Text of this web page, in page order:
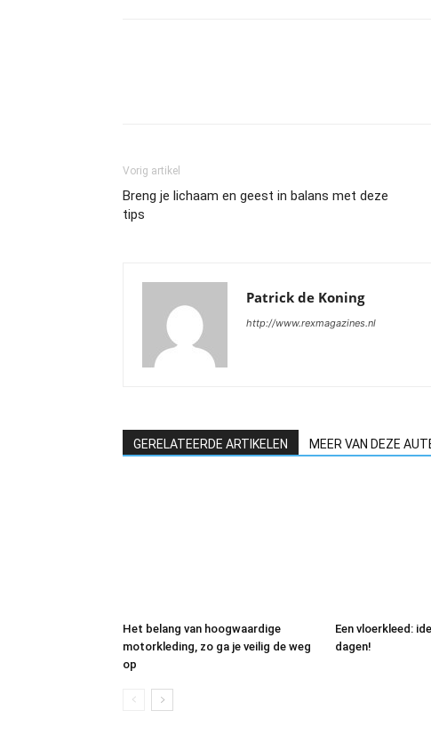
Vorig artikel
Breng je lichaam en geest in balans met deze
tips
Patrick de Koning
http://www.rexmagazines.nl
GERELATEERDE ARTIKELEN MEER VAN DEZE
Het belang van hoogwaardige
motorkleding, zo ga je veilig de weg
op
Een vloerkleed:
dagen!